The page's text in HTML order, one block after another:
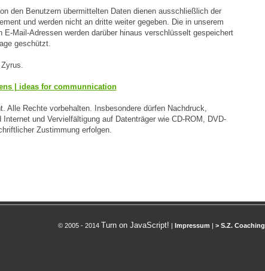
den Benutzern übermittelten Daten dienen ausschließlich der
und werden nicht an dritte weiter gegeben. Die in unserem
E-Mail-Adressen werden darüber hinaus verschlüsselt gespeichert
geschützt.
| ideas for communnication
Alle Rechte vorbehalten. Insbesondere dürfen Nachdruck,
und Vervielfältigung auf Datenträger wie CD-ROM, DVD-
Zustimmung erfolgen.
© 2005 - 2014 Turn on JavaScript! | Impressum | > S.Z. Coaching